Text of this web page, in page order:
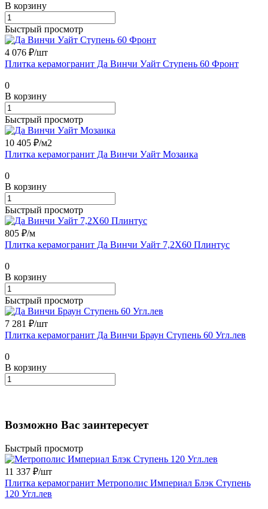
В корзину
Быстрый просмотр
4 076 ₽/шт
Плитка керамогранит Да Винчи Уайт Ступень 60 Фронт
0
В корзину
Быстрый просмотр
10 405 ₽/м2
Плитка керамогранит Да Винчи Уайт Мозаика
0
В корзину
Быстрый просмотр
805 ₽/м
Плитка керамогранит Да Винчи Уайт 7,2X60 Плинтус
0
В корзину
Быстрый просмотр
7 281 ₽/шт
Плитка керамогранит Да Винчи Браун Ступень 60 Угл.лев
0
В корзину
Возможно Вас заинтересует
Быстрый просмотр
11 337 ₽/шт
Плитка керамогранит Метрополис Империал Блэк Ступень
120 Угл.лев